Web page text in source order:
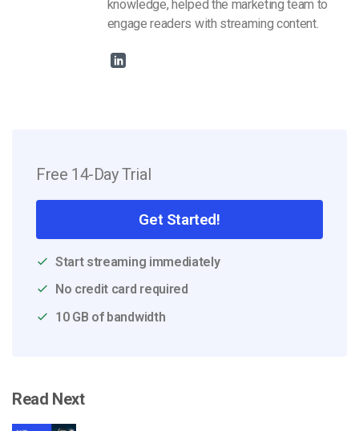
knowledge, helped the marketing team to
engage readers with streaming content.
Free 14-Day Trial
Get Started!
Start streaming immediately
No credit card required
10 GB of bandwidth
Read Next